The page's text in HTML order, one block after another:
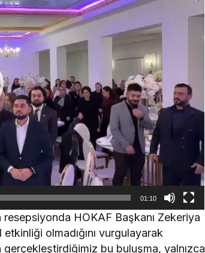
01:10
resepsiyonda HOKAF Başkanı Zekeriya
olmadığını vurgulayarak
gerçekleştirdiğimiz bu buluşma, yalnızca